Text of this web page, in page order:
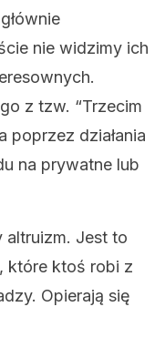
nie widzimy ich
z tzw. “Trzecim
poprzez działania
na prywatne lub
altruizm. Jest to
które ktoś robi z
Opierają się